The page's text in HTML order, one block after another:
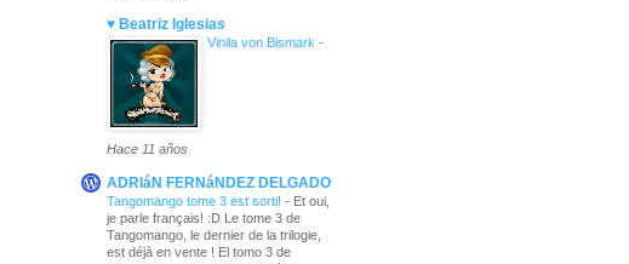
♥ Beatriz Iglesias
Vinila von Bismark -
Hace 11 años
ADRIáN FERNáNDEZ DELGADO
Tangomango tome 3 est sorti! - Et oui,
je parle français! :D Le tome 3 de
Tangomango, le dernier de la trilogie,
est déjà en vente ! El tomo 3 de